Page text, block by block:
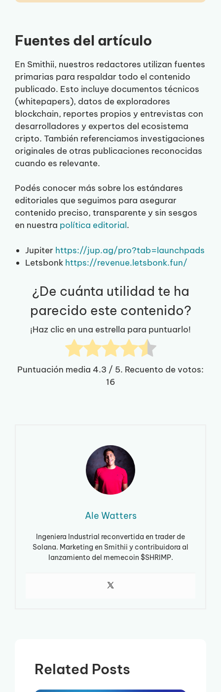
Fuentes del artículo
En Smithii, nuestros redactores utilizan fuentes
primarias para respaldar todo el contenido
publicado. Esto incluye documentos técnicos
(whitepapers), datos de exploradores
blockchain, reportes propios y entrevistas con
desarrolladores y expertos del ecosistema
cripto. También referenciamos investigaciones
originales de otras publicaciones reconocidas
cuando es relevante.
Podés conocer más sobre los estándares
editoriales que seguimos para asegurar
contenido preciso, transparente y sin sesgos
en nuestra política editorial.
Jupiter https://jup.ag/pro?tab=launchpads
Letsbonk https://revenue.letsbonk.fun/
¿De cuánta utilidad te ha
parecido este contenido?
¡Haz clic en una estrella para puntuarlo!
Puntuación media 4.3 / 5. Recuento de votos:
16
Ale Watters
Ingeniera Industrial reconvertida en trader de
Solana. Marketing en Smithii y contribuidora al
lanzamiento del memecoin $SHRIMP.
Related Posts